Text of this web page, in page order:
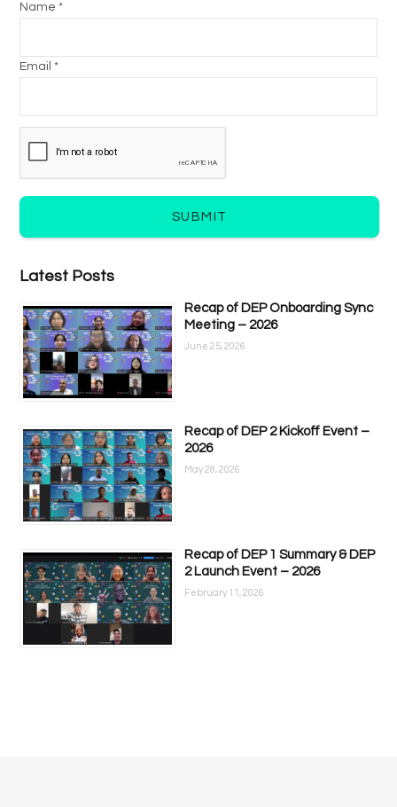
Name *
Email *
SUBMIT
Latest Posts
Recap of DEP Onboarding Sync
Meeting – 2026
June 25, 2026
Recap of DEP 2 Kickoff Event –
2026
May 28, 2026
Recap of DEP 1 Summary & DEP
2 Launch Event – 2026
February 11, 2026